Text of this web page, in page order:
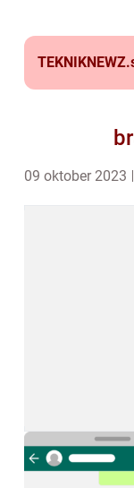
TEKNIKNEWZ.
09 oktober 2023